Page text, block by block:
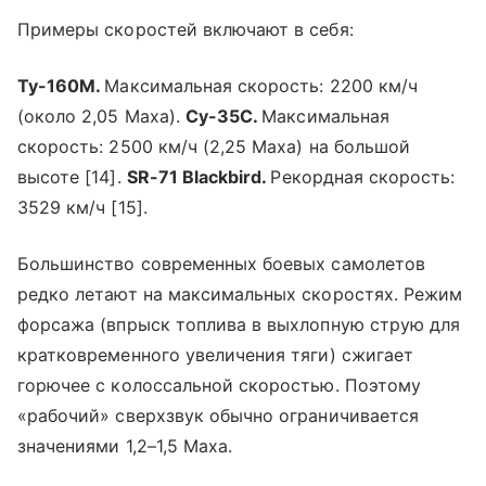
Примеры скоростей включают в себя:
Ту-160М. Максимальная скорость: 2200 км/ч
(около 2,05 Маха). Су-35С. Максимальная
скорость: 2500 км/ч (2,25 Маха) на большой
высоте [14]. SR-71 Blackbird. Рекордная скорость:
3529 км/ч [15].
Большинство современных боевых самолетов
редко летают на максимальных скоростях. Режим
форсажа (впрыск топлива в выхлопную струю для
кратковременного увеличения тяги) сжигает
горючее с колоссальной скоростью. Поэтому
«рабочий» сверхзвук обычно ограничивается
значениями 1,2–1,5 Маха.